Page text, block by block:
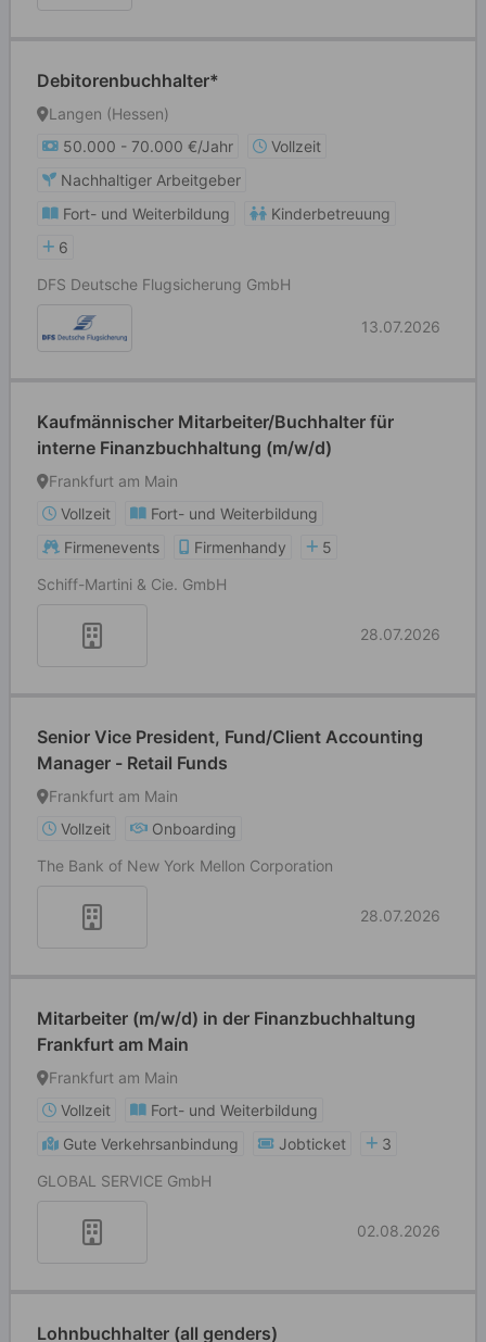
Debitorenbuchhalter*
Langen (Hessen)
50.000 - 70.000 €/Jahr
Vollzeit
Nachhaltiger Arbeitgeber
Fort- und Weiterbildung
Kinderbetreuung
6
DFS Deutsche Flugsicherung GmbH
13.07.2026
Kaufmännischer Mitarbeiter/Buchhalter für
interne Finanzbuchhaltung (m/w/d)
Frankfurt am Main
Vollzeit
Fort- und Weiterbildung
Firmenevents
Firmenhandy
5
Schiff-Martini & Cie. GmbH
28.07.2026
Senior Vice President, Fund/Client Accounting
Manager - Retail Funds
Frankfurt am Main
Vollzeit
Onboarding
The Bank of New York Mellon Corporation
28.07.2026
Mitarbeiter (m/w/d) in der Finanzbuchhaltung
Frankfurt am Main
Frankfurt am Main
Vollzeit
Fort- und Weiterbildung
Gute Verkehrsanbindung
Jobticket
3
GLOBAL SERVICE GmbH
02.08.2026
Lohnbuchhalter (all genders)